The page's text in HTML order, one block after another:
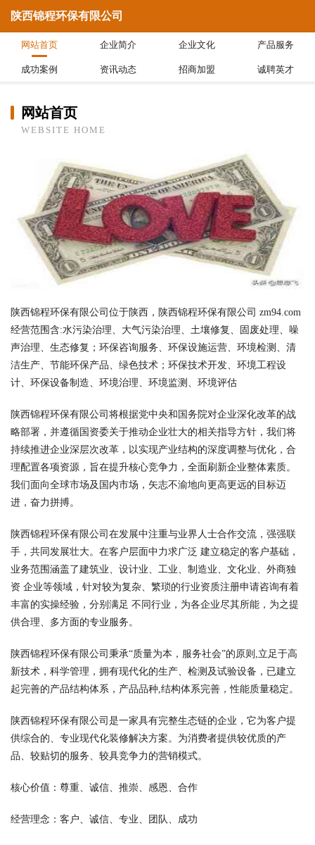
陕西锦程环保有限公司
网站首页 企业简介 企业文化 产品服务
成功案例 资讯动态 招商加盟 诚聘英才
网站首页
WEBSITE HOME
陕西锦程环保有限公司位于陕西，陕西锦程环保有限公司 zm94.com
经营范围含:水污染治理、大气污染治理、土壤修复、固废处理、噪
声治理、生态修复；环保咨询服务、环保设施运营、环境检测、清
洁生产、节能环保产品、绿色技术；环保技术开发、环境工程设
计、环保设备制造、环境治理、环境监测、环境评估
陕西锦程环保有限公司将根据党中央和国务院对企业深化改革的战
略部署，并遵循国资委关于推动企业壮大的相关指导方针，我们将
持续推进企业深层次改革，以实现产业结构的深度调整与优化，合
理配置各项资源，旨在提升核心竞争力，全面刷新企业整体素质。
我们面向全球市场及国内市场，矢志不渝地向更高更远的目标迈
进，奋力拼搏。
陕西锦程环保有限公司在发展中注重与业界人士合作交流，强强联
手，共同发展壮大。在客户层面中力求广泛 建立稳定的客户基础，
业务范围涵盖了建筑业、设计业、工业、制造业、文化业、外商独
资 企业等领域，针对较为复杂、繁琐的行业资质注册申请咨询有着
丰富的实操经验，分别满足 不同行业，为各企业尽其所能，为之提
供合理、多方面的专业服务。
陕西锦程环保有限公司秉承“质量为本，服务社会”的原则,立足于高
新技术，科学管理，拥有现代化的生产、检测及试验设备，已建立
起完善的产品结构体系，产品品种,结构体系完善，性能质量稳定。
陕西锦程环保有限公司是一家具有完整生态链的企业，它为客户提
供综合的、专业现代化装修解决方案。为消费者提供较优质的产
品、较贴切的服务、较具竞争力的营销模式。
核心价值：尊重、诚信、推崇、感恩、合作
经营理念：客户、诚信、专业、团队、成功